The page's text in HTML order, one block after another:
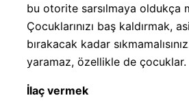
bu otorite sarsılmaya oldukça
Çocuklarınızı baş kaldırmak,
bırakacak kadar
yaramaz, özellikle de çocuklar.
İlaç vermek